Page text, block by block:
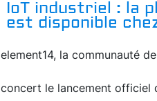
IoT industriel : la
est disponible
element14, la communauté
concert le lancement officiel